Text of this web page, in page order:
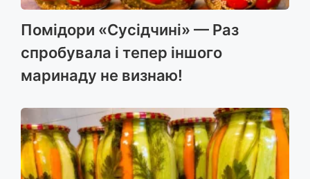
Помідори «Сусідчині» — Раз
спробувала і тепер іншого
маринаду не визнаю!